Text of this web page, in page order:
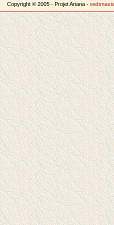
Copyright © 2005 - Projet Ariana -